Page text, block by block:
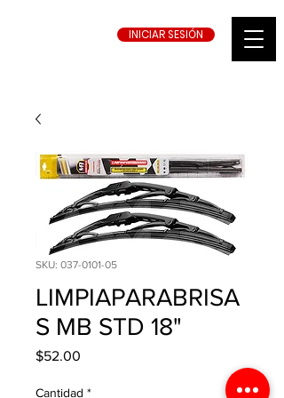
INICIAR SESIÓN
SKU: 037-0101-05
LIMPIAPARABRISA
S MB STD 18"
$52.00
Cantidad *